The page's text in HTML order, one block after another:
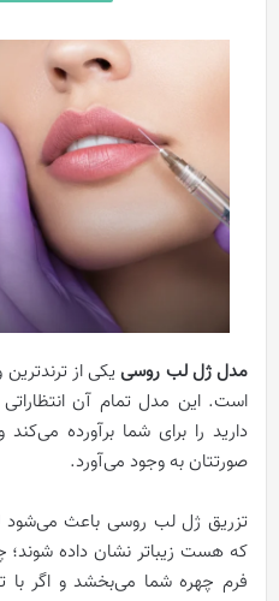
مدل ژل لب روسییکی از
است. این مدل تمام آن
دارید را برای شما برآورده
صورتتان به وجود می‌آورد.
تزریق ژل لب روسی باعث
که هست زیباتر نشان داده
فرم چهره شما می‌بخشد و اگر با